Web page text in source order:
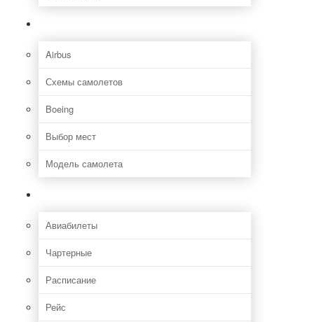
Airbus
Схемы самолетов
Boeing
Выбор мест
Модель самолета
Авиабилеты
Чартерные
Расписание
Рейс